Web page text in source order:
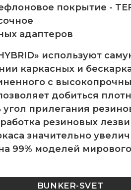
покрытие -
адаптеров
используют
каркасных и
с
добиться
прилегания
резиновых
значительно
99% моделей
BUNKER-SVET